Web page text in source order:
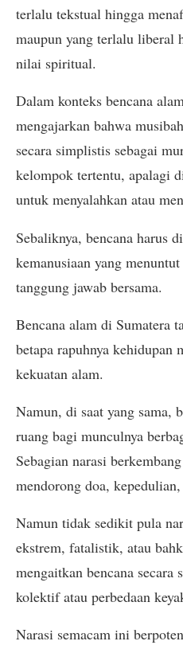
terlalu tekstual hingga
maupun yang terlalu liberal
nilai spiritual.
Dalam konteks bencana
mengajarkan bahwa
secara simplistis sebagai
kelompok tertentu, apalagi
untuk menyalahkan atau
Sebaliknya, bencana harus
kemanusiaan yang
tanggung jawab bersama.
Bencana alam di Sumatera
betapa rapuhnya kehidupan
kekuatan alam.
Namun, di saat yang sama,
ruang bagi munculnya
Sebagian narasi
mendorong doa,
Namun tidak sedikit pula
ekstrem, fatalistik, atau
mengaitkan bencana secara
kolektif atau perbedaan
Narasi semacam ini